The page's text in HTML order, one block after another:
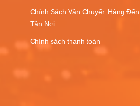
Chính Sách Vận Chuyển Hàng Đến
Tận Nơi
Chính sách thanh toán